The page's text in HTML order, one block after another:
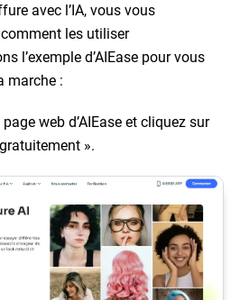
avec l’IA, vous vous
les utiliser
l’exemple d’AIEase pour vous
marche :
web d’AIEase et cliquez sur
».